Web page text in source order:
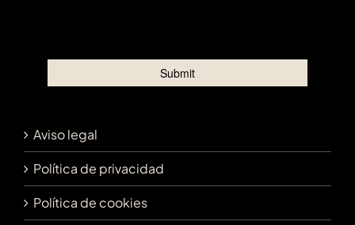
Aviso legal
Política de privacidad
Política de cookies